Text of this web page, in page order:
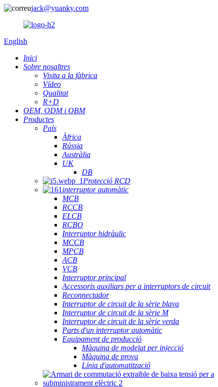
jack@yuanky.com
English
Inici
Sobre nosaltres
Visita a la fàbrica
Vídeo
Qualitat
R+D
OEM, ODM i OBM
Productes
País
Àfrica
Rússia
Austràlia
UK
DB
Protecció RCD
interruptor automàtic
MCB
RCCB
ELCB
RCBO
Interruptor hidràulic
MCCB
MPCB
ACB
VCB
Interruptor principal
Accessoris auxiliars per a interruptors de circuit
Reconnectador
Interruptor de circuit de la sèrie blava
Interruptor de circuit de la sèrie M
Interruptor de circuit de la sèrie verda
Parts d'un interruptor automàtic
Equipament de producció
Màquina de modelat per injecció
Màquina de prova
Línia d'automatització